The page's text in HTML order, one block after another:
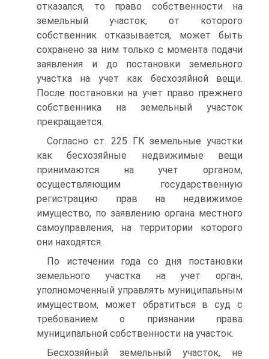
отказался, то право собственности на
земельный участок, от которого
собственник отказывается, может быть
сохранено за ним только с момента подачи
заявления и до постановки земельного
участка на учет как бесхозяйной вещи.
После постановки на учет право прежнего
собственника на земельный участок
прекращается.
Согласно ст. 225 ГК земельные участки
как бесхозяйные недвижимые вещи
принимаются на учет органом,
осуществляющим государственную
регистрацию прав на недвижимое
имущество, по заявлению органа местного
самоуправления, на территории которого
они находятся.
По истечении года со дня постановки
земельного участка на учет орган,
уполномоченный управлять муниципальным
имуществом, может обратиться в суд с
требованием о признании права
муниципальной собственности на участок.
Бесхозяйный земельный участок, не